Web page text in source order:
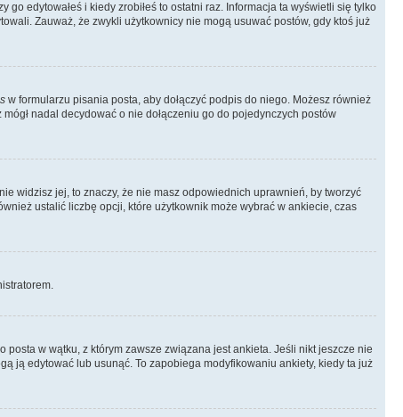
edytowałeś i kiedy zrobiłeś to ostatni raz. Informacja ta wyświetli się tylko
Zauważ, że zwykli użytkownicy nie mogą usuwać postów, gdy ktoś już
w formularzu pisania posta, aby dołączyć podpis do niego. Możesz również
nadal decydować o nie dołączeniu go do pojedynczych postów
widzisz jej, to znaczy, że nie masz odpowiednich uprawnień, by tworzyć
ustalić liczbę opcji, które użytkownik może wybrać w ankiecie, czas
w wątku, z którym zawsze związana jest ankieta. Jeśli nikt jeszcze nie
ją edytować lub usunąć. To zapobiega modyfikowaniu ankiety, kiedy ta już